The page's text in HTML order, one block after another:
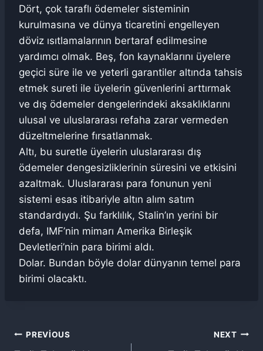
Dört, çok taraflı ödemeler sisteminin
kurulmasına ve dünya ticaretini engelleyen
döviz ısıtlamalarının bertaraf edilmesine
yardımcı olmak. Beş, fon kaynaklarını üyelere
geçici süre ile ve yeterli garantiler altında tahsis
etmek sureti ile üyelerin güvenlerini arttırmak
ve dış ödemeler dengelerindeki aksaklıklarını
ulusal ve uluslararası refaha zarar vermeden
düzeltmelerine fırsatlanmak.
Altı, bu suretle üyelerin uluslararası dış
ödemeler dengesizliklerinin süresini ve etkisini
azaltmak. Uluslararası para fonunun yeni
sistemi esas itibariyle altın alım satım
standardıydı. Şu farklılık, Stalin’ın yerini bir
defa, IMF’nin mimarı Amerika Birleşik
Devletleri’nin para birimi aldı.
Dolar. Bundan böyle dolar dünyanın temel para
birimi olacaktı.
Yazı
PREVIOUS NEXT